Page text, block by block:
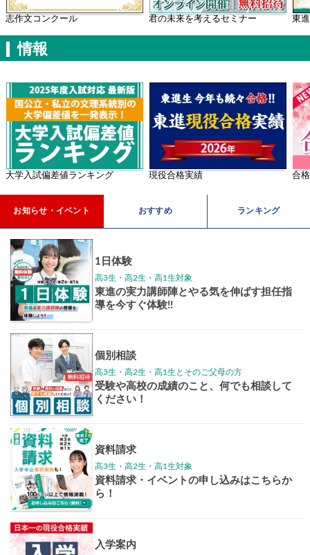
学年別案内
高3生 高2生 高1生 中学生 高